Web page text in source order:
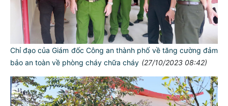
Chỉ đạo của Giám đốc Công an thành phố về tăng cường đảm
bảo an toàn về phòng cháy chữa cháy (27/10/2023 08:42)